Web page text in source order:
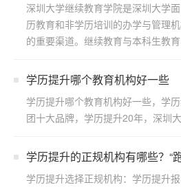
深圳大学继续教育学院是深圳大学
历教育和非学历培训的办学与管理
的重要渠道。继续教育与本科生教
学历提升哪个教育机构好一些
学历提升哪个教育机构好一些，学
团十大品牌，学历提升20年，深圳
学历提升的正规机构有哪些？“
亏！
学历提升选择正规机构：学历提升